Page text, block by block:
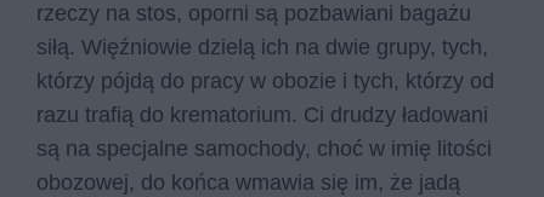
rzeczy na stos, oporni są pozbawiani bagażu
siłą. Więźniowie dzielą ich na dwie grupy, tych,
którzy pójdą do pracy w obozie i tych, którzy od
razu trafią do krematorium. Ci drudzy ładowani
są na specjalne samochody, choć w imię litości
obozowej, do końca wmawia się im, że jadą